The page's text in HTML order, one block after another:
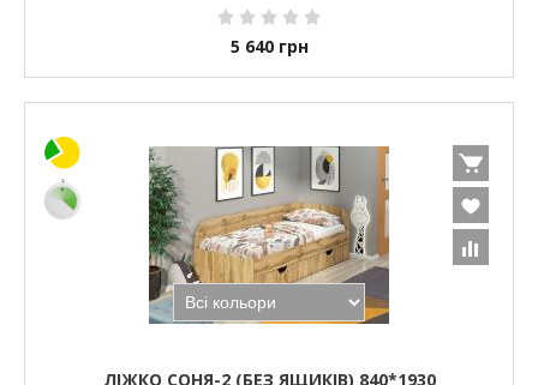
5 640 грн
ЛІЖКО СОНЯ-2 (БЕЗ ЯЩИКІВ) 840*1930